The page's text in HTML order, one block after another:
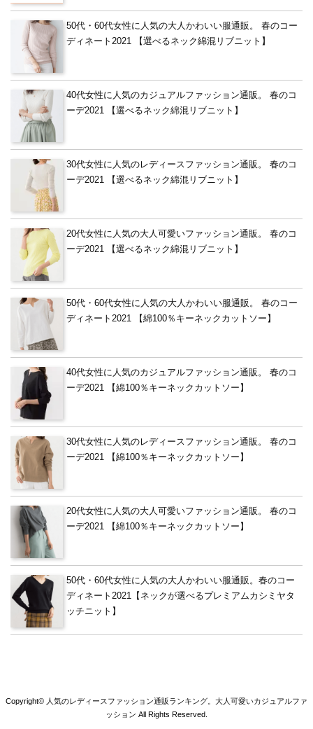
50代・60代女性に人気の大人かわいい服通販。 春のコー
ディネート2021 【選べるネック綿混リブニット】
40代女性に人気のカジュアルファッション通販。 春のコ
ーデ2021 【選べるネック綿混リブニット】
30代女性に人気のレディースファッション通販。 春のコ
ーデ2021 【選べるネック綿混リブニット】
20代女性に人気の大人可愛いファッション通販。 春のコ
ーデ2021 【選べるネック綿混リブニット】
50代・60代女性に人気の大人かわいい服通販。 春のコー
ディネート2021 【綿100％キーネックカットソー】
40代女性に人気のカジュアルファッション通販。 春のコ
ーデ2021 【綿100％キーネックカットソー】
30代女性に人気のレディースファッション通販。 春のコ
ーデ2021 【綿100％キーネックカットソー】
20代女性に人気の大人可愛いファッション通販。 春のコ
ーデ2021 【綿100％キーネックカットソー】
50代・60代女性に人気の大人かわいい服通販。春のコー
ディネート2021【ネックが選べるプレミアムカシミヤタ
ッチニット】
Copyright© 人気のレディースファッション通販ランキング。大人可愛いカジュアルファ
ッション All Rights Reserved.